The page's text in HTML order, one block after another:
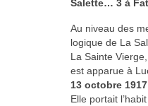
Salette… 3 à
Au niveau des
logique de La
La Sainte
est apparue à
13 octobre 1917
Elle portait